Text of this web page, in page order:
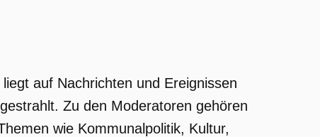
auf Nachrichten und Ereignissen
Zu den Moderatoren gehören
wie Kommunalpolitik, Kultur,